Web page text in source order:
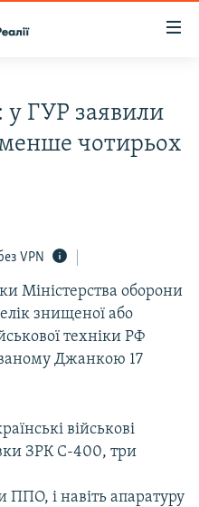
ГУР заявили
чотирьох
VPN
Міністерства оборони
знищеної або
техніки РФ
Джанкою 17
військові
ЗРК С-400, три
ППО, і навіть апаратуру